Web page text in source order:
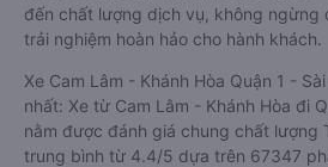
đến chất lượng dịch vụ, không ngừng
trải nghiệm hoàn hảo cho hành khách.
Xe Cam Lâm - Khánh Hòa Quận 1 -
nhất: Xe từ Cam Lâm - Khánh Hòa đi
nằm được đánh giá chung chất lượng
trung bình từ 4.4/5 dựa trên 67347